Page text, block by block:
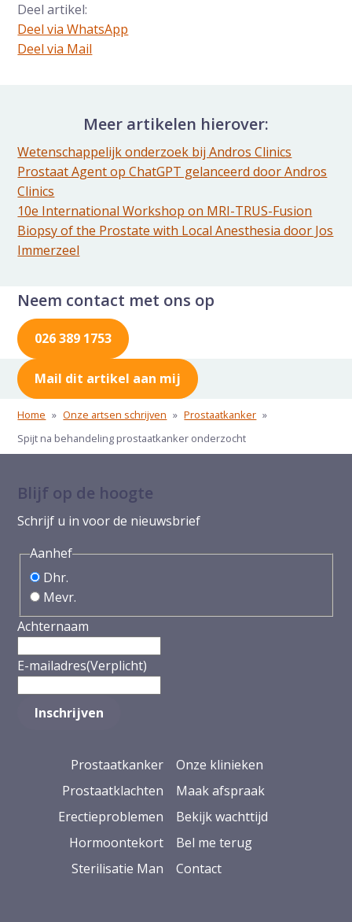
Deel artikel:
Deel via WhatsApp
Deel dit via Whatsapp
Deel via Mail
Meer artikelen hierover:
Wetenschappelijk onderzoek bij Andros Clinics
Prostaat Agent op ChatGPT gelanceerd door Andros
Clinics
10e International Workshop on MRI-TRUS-Fusion
Biopsy of the Prostate with Local Anesthesia door Jos
Immerzeel
Neem contact met ons op
026 389 1753
Mail dit artikel aan mij
Home » Onze artsen schrijven » Prostaatkanker »
Spijt na behandeling prostaatkanker onderzocht
Blijf op de hoogte
Schrijf u in voor de nieuwsbrief
Aanhef
Dhr.
Mevr.
Achternaam
E-mailadres(Verplicht)
Prostaatkanker
Prostaatklachten
Erectieproblemen
Hormoontekort
Sterilisatie Man
Onze klinieken
Maak afspraak
Bekijk wachttijd
Bel me terug
Contact